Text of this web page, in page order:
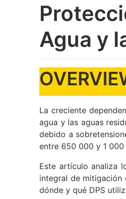
Agua y
La creciente
agua y las aguas
debido a
entre 650 000 y 1
Este artículo analiza
integral de mitigación
dónde y qué DPS